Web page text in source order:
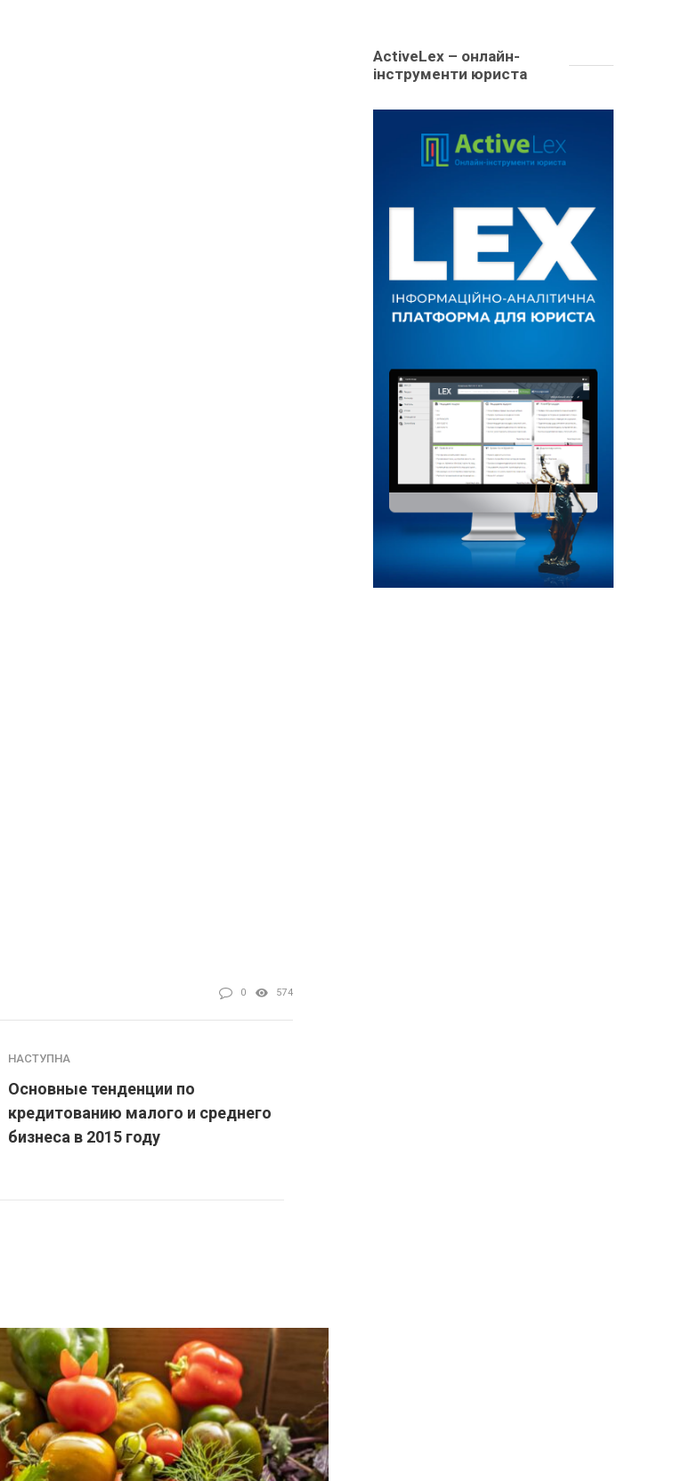
0 574
НАСТУПНА
Основные тенденции по
кредитованию малого и среднего
бизнеса в 2015 году
ActiveLex – онлайн-
інструменти юриста